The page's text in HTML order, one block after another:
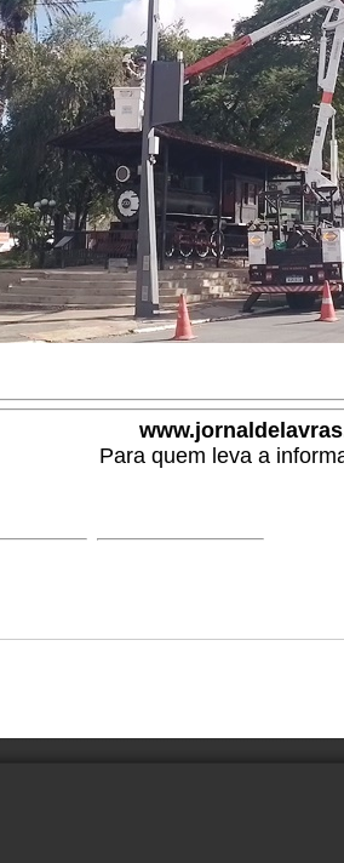
Para quem leva a